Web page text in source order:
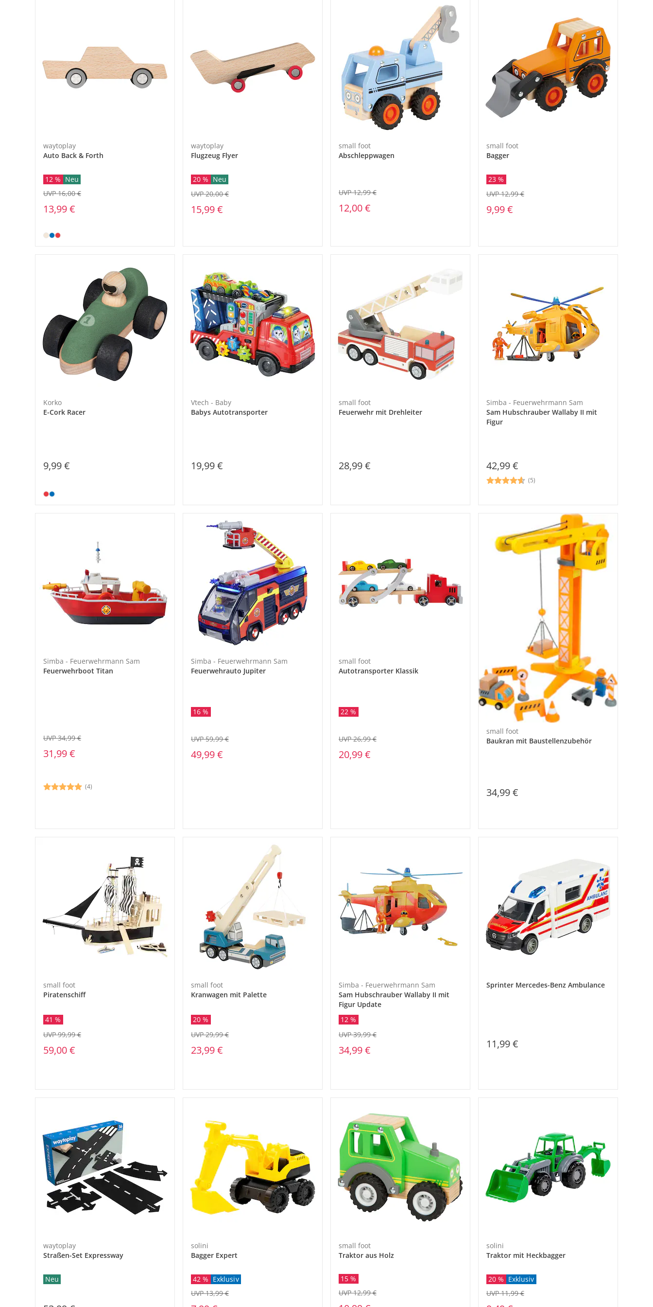
waytoplay
Auto Back & Forth
12 % Neu
13,99 €
UVP 16,00 €
waytoplay
Flugzeug Flyer
20 % Neu
15,99 €
UVP 20,00 €
small foot
Abschleppwagen
12,00 €
UVP 12,99 €
small foot
Bagger
23 %
9,99 €
UVP 12,99 €
Korko
E-Cork Racer
9,99 €
Vtech - Baby
Babys Autotransporter
19,99 €
small foot
Feuerwehr mit Drehleiter
28,99 €
Simba - Feuerwehrmann Sam
Sam Hubschrauber Wallaby II mit
Figur
42,99 €
(5)
Simba - Feuerwehrmann Sam
Feuerwehrboot Titan
31,99 €
UVP 34,99 €
(4)
Simba - Feuerwehrmann Sam
Feuerwehrauto Jupiter
16 %
49,99 €
UVP 59,99 €
small foot
Autotransporter Klassik
22 %
20,99 €
UVP 26,99 €
small foot
Baukran mit Baustellenzubehör
34,99 €
small foot
Piratenschiff
41 %
59,00 €
UVP 99,99 €
small foot
Kranwagen mit Palette
20 %
23,99 €
UVP 29,99 €
Simba - Feuerwehrmann Sam
Sam Hubschrauber Wallaby II mit
Figur Update
12 %
34,99 €
UVP 39,99 €
Sprinter Mercedes-Benz Ambulance
11,99 €
waytoplay
Straßen-Set Expressway
Neu
solini
Bagger Expert
42 % Exklusiv
UVP 13,99 €
small foot
Traktor aus Holz
15 %
UVP 12,99 €
solini
Traktor mit Heckbagger
20 % Exklusiv
UVP 11,99 €